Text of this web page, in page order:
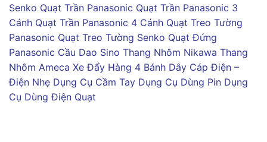
Senko Quạt Trần Panasonic Quạt Trần Panasonic 3
Cánh Quạt Trần Panasonic 4 Cánh Quạt Treo Tường
Panasonic Quạt Treo Tường Senko Quạt Đứng
Panasonic Cầu Dao Sino Thang Nhôm Nikawa Thang
Nhôm Ameca Xe Đẩy Hàng 4 Bánh Dây Cáp Điện –
Điện Nhẹ Dụng Cụ Cầm Tay Dụng Cụ Dùng Pin Dụng
Cụ Dùng Điện Quạt